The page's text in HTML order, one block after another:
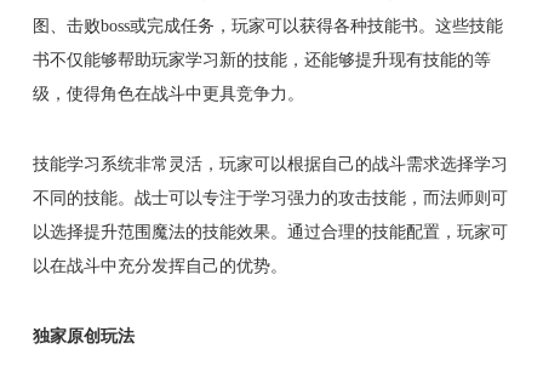
图、击败boss或完成任务，玩家可以获得各种技能书。这些技能
书不仅能够帮助玩家学习新的技能，还能够提升现有技能的等
级，使得角色在战斗中更具竞争力。
技能学习系统非常灵活，玩家可以根据自己的战斗需求选择学习
不同的技能。战士可以专注于学习强力的攻击技能，而法师则可
以选择提升范围魔法的技能效果。通过合理的技能配置，玩家可
以在战斗中充分发挥自己的优势。
独家原创玩法